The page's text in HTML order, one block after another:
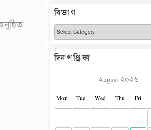
বিভাগ
বিভাগ
দিনপঞ্জিকা
August ২০২৬
Mon Tue Wed Thu Fri